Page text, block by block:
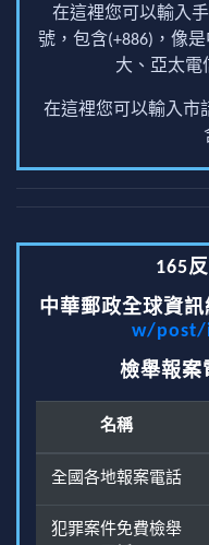
在這裡您可以輸入
號，包含(+886)，像
大、亞太電
在這裡您可以輸入市
165
中華郵政全球資訊
w/post/
檢舉報案
名稱
全國各地報案電話
犯罪案件免費檢舉